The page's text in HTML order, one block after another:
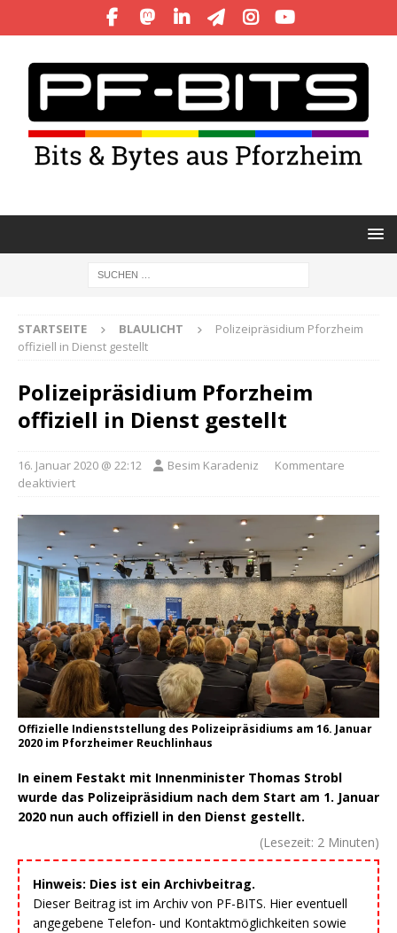
STARTSEITE BLAULICHT
Polizeipräsidium Pforzheim
offiziell in Dienst gestellt
Polizeipräsidium Pforzheim
offiziell in Dienst gestellt
16. Januar 2020 @ 22:12 Besim Karadeniz
Kommentare
deaktiviert
Offizielle Indienststellung des Polizeipräsidiums am 16. Januar
2020 im Pforzheimer Reuchlinhaus
In einem Festakt mit Innenminister Thomas Strobl
wurde das Polizeipräsidium nach dem Start am 1. Januar
2020 nun auch offiziell in den Dienst gestellt.
(Lesezeit: 2 Minuten)
Hinweis: Dies ist ein Archivbeitrag.
Dieser Beitrag ist im Archiv von PF-BITS. Hier eventuell
angegebene Telefon- und Kontaktmöglichkeiten sowie